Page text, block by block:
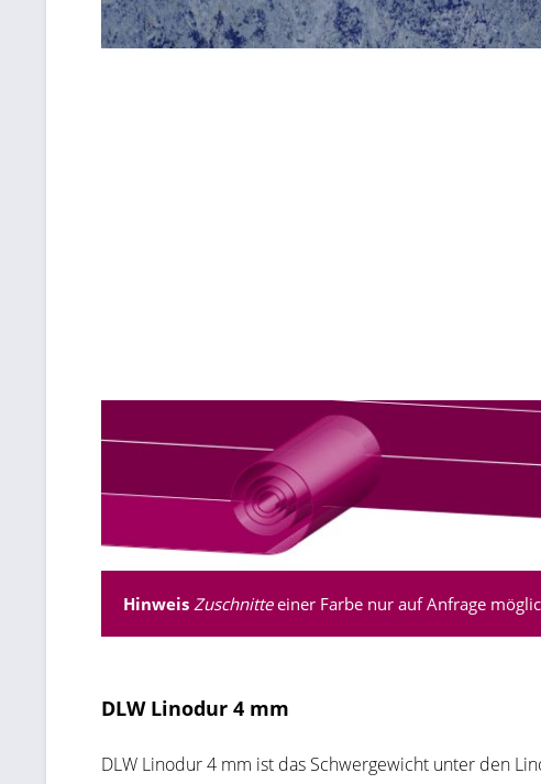
Hinweis Zuschnitteeiner Farbe nur auf Anfrage
DLW Linodur 4 mm
DLW Linodur 4 mm ist das Schwergewicht unter den